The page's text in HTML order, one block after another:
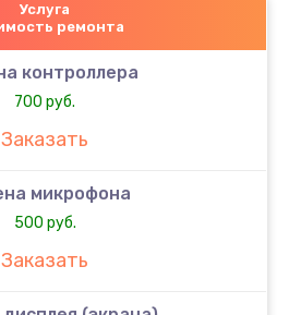
Услуга
ремонта
контроллера
700 руб.
Заказать
микрофона
500 руб.
Заказать